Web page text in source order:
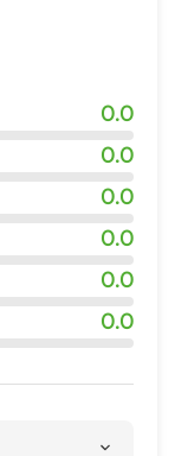
0.0
0.0
0.0
0.0
0.0
0.0